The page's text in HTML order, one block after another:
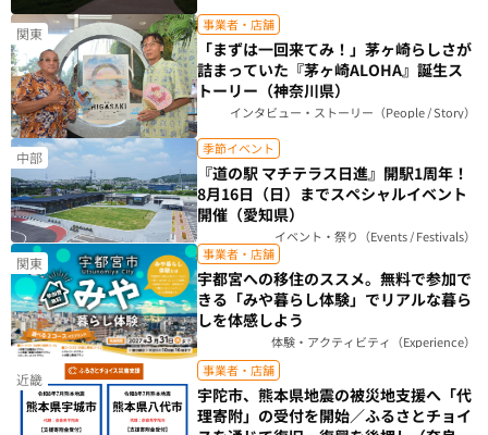
関東 事業者・店舗
「まずは一回来てみ！」茅ヶ崎らしさが
詰まっていた『茅ヶ崎ALOHA』誕生ス
トーリー（神奈川県）
インタビュー・ストーリー（People / Story）
中部 季節イベント
『道の駅 マチテラス日進』開駅1周年！
8月16日（日）までスペシャルイベント
開催（愛知県）
イベント・祭り（Events / Festivals）
関東 事業者・店舗
宇都宮への移住のススメ。無料で参加で
きる「みや暮らし体験」でリアルな暮ら
しを体感しよう
体験・アクティビティ（Experience）
近畿 事業者・店舗
宇陀市、熊本県地震の被災地支援へ「代
理寄附」の受付を開始／ふるさとチョイ